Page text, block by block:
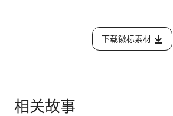
下载徽标素材
相关故事